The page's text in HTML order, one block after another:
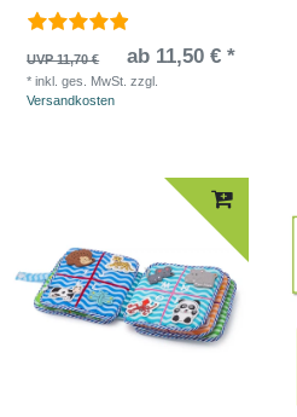
UVP 11,70 € ab 11,50 € *
*inkl. ges. MwSt. zzgl.
Versandkosten